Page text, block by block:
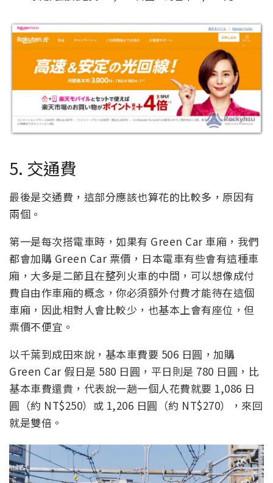
5. 交通費
最後是交通費，這部分應該也算花的比較多，原因有
兩個。
第一是每次搭電車時，如果有 Green Car 車廂，我們
都會加購 Green Car 票價，日本電車有些會有這種車
廂，大多是二節且在整列火車的中間，可以想像成付
費自由作車廂的概念，你必須額外付費才能待在這個
車廂，因此相對人會比較少，也基本上會有座位，但
票價不便宜。
以千葉到成田來說，基本車費要 506 日圓，加購
Green Car 假日是 580 日圓，平日則是 780 日圓，比
基本車費還貴，代表說一趟一個人花費就要 1,086 日
圓（約 NT$250）或 1,206 日圓（約 NT$270），來回
就是雙倍。